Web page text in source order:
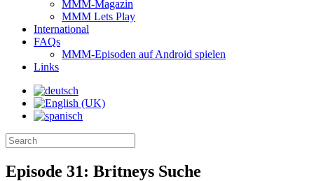
MMM-Magazin
MMM Lets Play
International
FAQs
MMM-Episoden auf Android spielen
Links
Episode 31: Britneys Suche